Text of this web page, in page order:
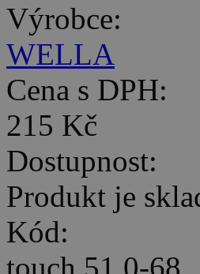
Výrobce:
WELLA
Cena s DPH:
215 Kč
Dostupnost:
Produkt je
Kód:
touch 51 0-68